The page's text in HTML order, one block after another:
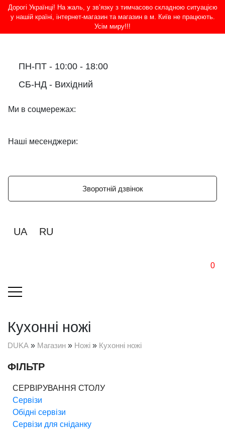
Дорогі Українці! На жаль, у зв’язку з тимчасово складною ситуацією
у нашій країні, інтернет-магазин та магазин в м. Київ не працюють.
Усім миру!!!
ПН-ПТ - 10:00 - 18:00
СБ-НД - Вихідний
Ми в соцмережах:
Наші месенджери:
Зворотній дзвінок
UA RU
0
Кухонні ножі
DUKA » Магазин » Ножі » Кухонні ножі
ФІЛЬТР
СЕРВІРУВАННЯ СТОЛУ
Сервізи
Обідні сервізи
Сервізи для сніданку